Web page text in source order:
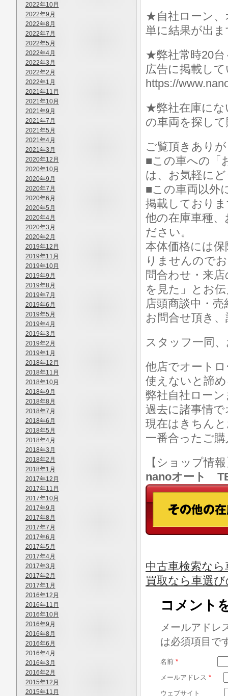
2022年10月
2022年9月
2022年8月
2022年7月
2022年5月
2022年4月
2022年3月
2022年2月
2022年1月
2021年11月
2021年10月
2021年9月
2021年7月
2021年5月
2021年4月
2021年3月
2020年12月
2020年10月
2020年9月
2020年7月
2020年6月
2020年5月
2020年4月
2020年3月
2020年2月
2019年12月
2019年11月
2019年10月
2019年9月
2019年8月
2019年7月
2019年6月
2019年5月
2019年4月
2019年3月
2019年2月
2019年1月
2018年12月
2018年11月
2018年10月
2018年9月
2018年8月
2018年7月
2018年6月
2018年5月
2018年4月
2018年3月
2018年2月
2018年1月
2017年12月
2017年11月
2017年10月
2017年9月
2017年8月
2017年7月
2017年6月
2017年5月
2017年4月
2017年3月
2017年2月
2017年1月
2016年12月
2016年11月
2016年10月
2016年9月
2016年8月
2016年6月
2016年4月
2016年3月
2016年2月
2015年12月
2015年11月
★自社ローン、
単に結果が出
★弊社常時20台
広告に掲載し
https://
★弊社在庫にな
の車両を探し
ご覧頂きあり
■この車への「
は、お気軽に
■この車両以外
掲載しており
他の在庫車種
ださい。
本体価格には
りませんので
問合わせ・来
を見た」とお
店頭商談中・
お問合せ頂き
スタッフ一同
他店でオート
使えないと諦
弊社自社ロー
過去に諸事情
現在はきちん
一番合ったご
【ショップ情
nanoオート
中古車検索な
買取なら車選
コメント
メールアドレ
は必須項目で
名前 *
メールアドレス *
ウェブサイト